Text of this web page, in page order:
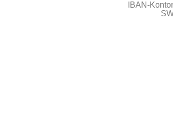
IBAN-